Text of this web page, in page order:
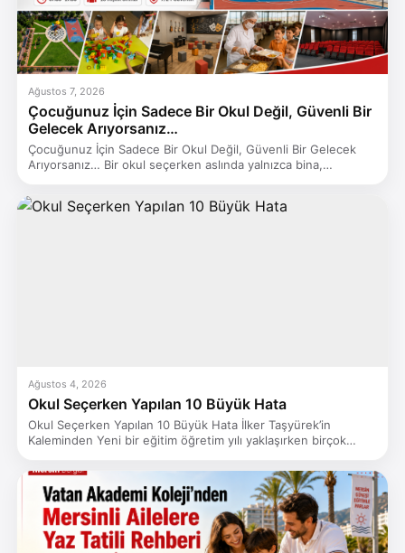
Ağustos 7, 2026
Çocuğunuz İçin Sadece Bir Okul Değil, Güvenli Bir
Gelecek Arıyorsanız…
Çocuğunuz İçin Sadece Bir Okul Değil, Güvenli Bir Gelecek
Arıyorsanız… Bir okul seçerken aslında yalnızca bina,…
Ağustos 4, 2026
Okul Seçerken Yapılan 10 Büyük Hata
Okul Seçerken Yapılan 10 Büyük Hata İlker Taşyürek’in
Kaleminden Yeni bir eğitim öğretim yılı yaklaşırken birçok…